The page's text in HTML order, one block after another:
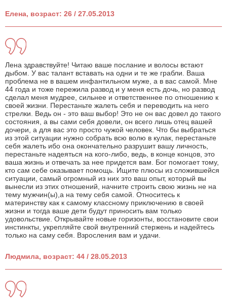
Елена, возраст: 26 / 27.05.2013
Лена здравствуйте! Читаю ваше послание и волосы встают
дыбом. У вас талант вставать на одни и те же грабли. Ваша
проблема не в вашем инфантильном муже, а в вас самой. Мне
44 года и тоже пережила развод и у меня есть дочь, но развод
сделал меня мудрее, сильнее и ответственнее по отношению к
своей жизни. Перестаньте жалеть себя и переводить на него
стрелки. Ведь он - это ваш выбор! Это не он вас довел до такого
состояния, а вы сами себя довели, он всего лишь отец вашей
дочери, а для вас это просто чужой человек. Что бы выбраться
из этой ситуации нужно собрать всю волю в кулак, перестаньте
себя жалеть ибо она окончательно разрушит вашу личность,
перестаньте надеяться на кого-либо, ведь, в конце концов, это
ваша жизнь и отвечать за нее придется вам. Бог помогает тому,
кто сам себе оказывает помощь. Ищите плюсы из сложившейся
ситуации, самый огромный из них это ваш опыт, который вы
вынесли из этих отношений, начните строить свою жизнь не на
тему мужчин(ы),а на тему себя самой. Относитесь к
материнству как к самому классному приключению в своей
жизни и тогда ваше дети будут приносить вам только
удовольствие. Открывайте новые горизонты, восстановите свои
инстинкты, укрепляйте свой внутренний стержень и надейтесь
только на саму себя. Взросления вам и удачи.
Людмила, возраст: 44 / 28.05.2013